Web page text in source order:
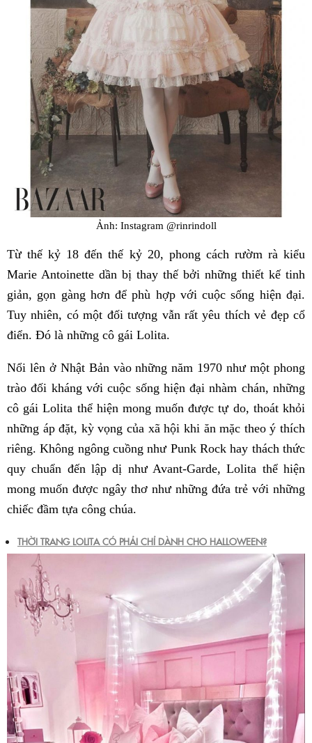
Ảnh: Instagram @rinrindoll
Từ thế kỷ 18 đến thế kỷ 20, phong cách rườm rà kiểu
Marie Antoinette dần bị thay thế bởi những thiết kế tinh
giản, gọn gàng hơn để phù hợp với cuộc sống hiện đại.
Tuy nhiên, có một đối tượng vẫn rất yêu thích vẻ đẹp cổ
điển. Đó là những cô gái Lolita.
Nổi lên ở Nhật Bản vào những năm 1970 như một phong
trào đối kháng với cuộc sống hiện đại nhàm chán, những
cô gái Lolita thể hiện mong muốn được tự do, thoát khỏi
những áp đặt, kỳ vọng của xã hội khi ăn mặc theo ý thích
riêng. Không ngông cuồng như Punk Rock hay thách thức
quy chuẩn đến lập dị như Avant-Garde, Lolita thể hiện
mong muốn được ngây thơ như những đứa trẻ với những
chiếc đầm tựa công chúa.
THỜI TRANG LOLITA CÓ PHẢI CHỈ DÀNH CHO HALLOWEEN?